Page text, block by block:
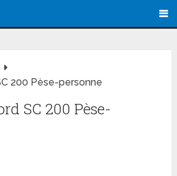
200 Pèse-personne
SC 200 Pèse-